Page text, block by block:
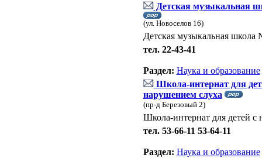
Детская музыкальная
(ул. Новоселов 16)
Детская музыкальная школа
тел. 22-43-41
Раздел: Наука и образование
Школа-интернат для
нарушением слуха
(пр-д Березовый 2)
Школа-интернат для детей с
тел. 53-66-11 53-64-11
Раздел: Наука и образование